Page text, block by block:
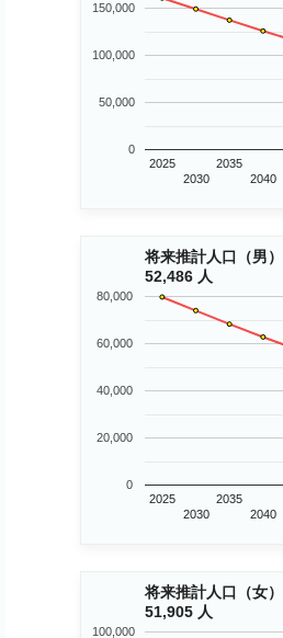
2025
2030
2035
2040
0
50,000
100,000
150,000
将来推計人口（男）
52,486 人
2025
2030
2035
2040
0
20,000
40,000
60,000
80,000
将来推計人口（女）
51,905 人
100,000